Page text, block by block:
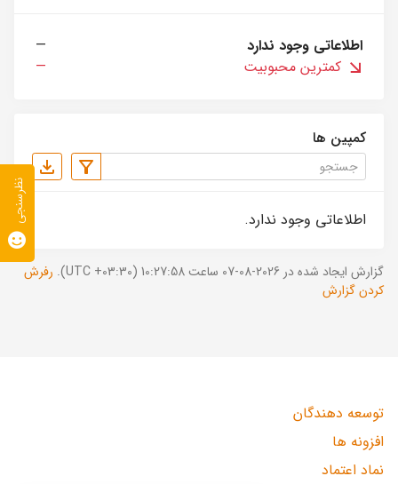
اطلاعاتی وجود ندارد
—
کمترین محبوبیت
—
کمپین ها
اطلاعاتی وجود ندارد.
گزارش ایجاد شده در 2026-08-07 ساعت 10:27:58 (UTC +03:30).
رفرش
کردن گزارش
توسعه دهندگان
افزونه ها
نماد اعتماد
نظرسنجی